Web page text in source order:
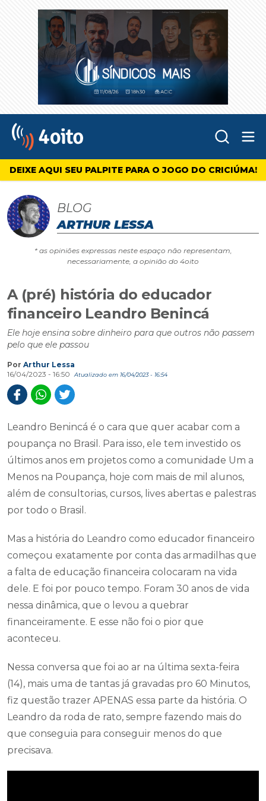
4oito
DEIXE AQUI SEU PALPITE PARA O JOGO DO CRICIÚMA!
BLOG
ARTHUR LESSA
* as opiniões expressas neste espaço não representam,
necessariamente, a opinião do 4oito
A (pré) história do educador
financeiro Leandro Benincá
Ele hoje ensina sobre dinheiro para que outros não passem
pelo que ele passou
Por Arthur Lessa
16/04/2023 - 16:50
Atualizado em 16/04/2023 - 16:54
Leandro Benincá é o cara que quer acabar com a
poupança no Brasil. Para isso, ele tem investido os
últimos anos em projetos como a comunidade Um a
Menos na Poupança, hoje com mais de mil alunos,
além de consultorias, cursos, lives abertas e palestras
por todo o Brasil.
Mas a história do Leandro como educador financeiro
começou exatamente por conta das armadilhas que
a falta de educação financeira colocaram na vida
dele. E foi por pouco tempo. Foram 30 anos de vida
nessa dinâmica, que o levou a quebrar
financeiramente. E esse não foi o pior que
aconteceu.
Nessa conversa que foi ao ar na última sexta-feira
(14), mais uma de tantas já gravadas pro 60 Minutos,
fiz questão trazer APENAS essa parte da história. O
Leandro da roda de rato, sempre fazendo mais do
que conseguia para conseguir menos do que
precisava.